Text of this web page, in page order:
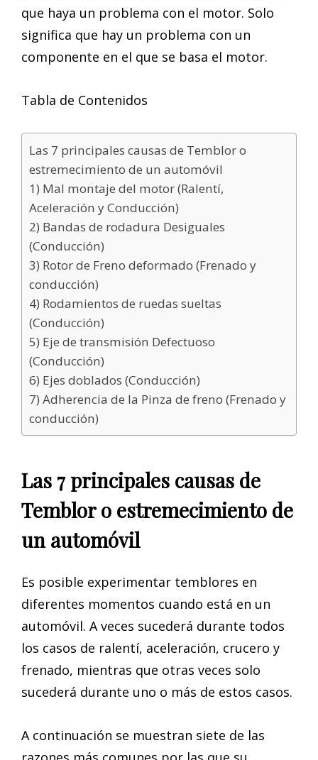
que haya un problema con el motor. Solo
significa que hay un problema con un
componente en el que se basa el motor.
Tabla de Contenidos
Las 7 principales causas de Temblor o
estremecimiento de un automóvil
1) Mal montaje del motor (Ralentí,
Aceleración y Conducción)
2) Bandas de rodadura Desiguales
(Conducción)
3) Rotor de Freno deformado (Frenado y
conducción)
4) Rodamientos de ruedas sueltas
(Conducción)
5) Eje de transmisión Defectuoso
(Conducción)
6) Ejes doblados (Conducción)
7) Adherencia de la Pinza de freno (Frenado y
conducción)
Las 7 principales causas de
Temblor o estremecimiento de
un automóvil
Es posible experimentar temblores en
diferentes momentos cuando está en un
automóvil. A veces sucederá durante todos
los casos de ralentí, aceleración, crucero y
frenado, mientras que otras veces solo
sucederá durante uno o más de estos casos.
A continuación se muestran siete de las